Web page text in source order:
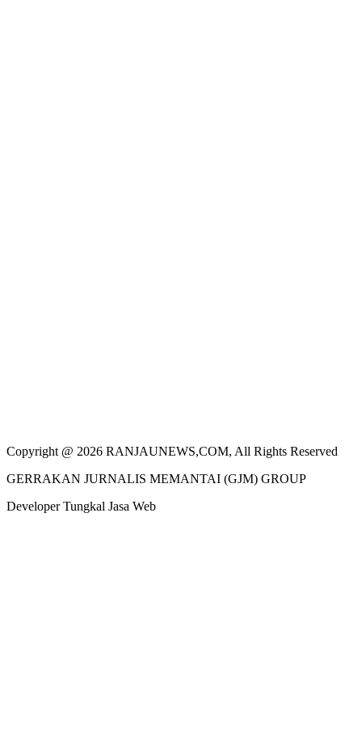
Copyright @ 2026 RANJAUNEWS,COM, All Rights Reserved
GERRAKAN JURNALIS MEMANTAI (GJM) GROUP
Developer Tungkal Jasa Web